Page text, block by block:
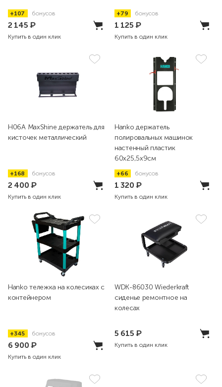
+107 бонусов
2 145₽
Купить в один клик
+79 бонусов
1 125₽
Купить в один клик
H06A MaxShine держатель для
кисточек металлический
+168 бонусов
2 400₽
Купить в один клик
Hanko держатель
полировальных машинок
настенный пластик
60x25,5x9см
+66 бонусов
1 320₽
Купить в один клик
Hanko тележка на колесиках с
контейнером
+345 бонусов
6 900₽
Купить в один клик
WDK-86030 Wiederkraft
сиденье ремонтное на
колесах
5 615₽
Купить в один клик